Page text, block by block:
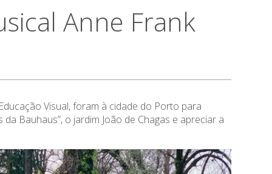
Anne Frank
Visual, foram à cidade do Porto para
Bauhaus”, o jardim João de Chagas e apreciar a